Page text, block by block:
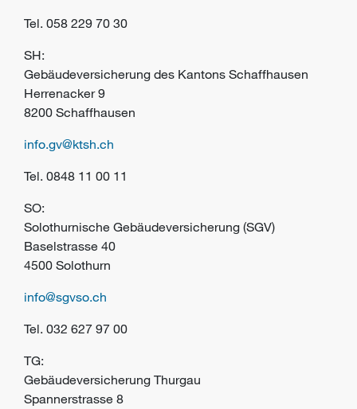
Tel. 058 229 70 30
SH:
Gebäudeversicherung des Kantons Schaffhausen
Herrenacker 9
8200 Schaffhausen
info.gv@ktsh.ch
Tel. 0848 11 00 11
SO:
Solothurnische Gebäudeversicherung (SGV)
Baselstrasse 40
4500 Solothurn
info@sgvso.ch
Tel. 032 627 97 00
TG:
Gebäudeversicherung Thurgau
Spannerstrasse 8